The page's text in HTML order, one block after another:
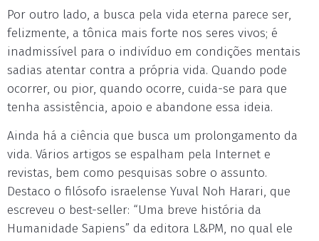
Por outro lado, a busca pela vida eterna parece ser,
felizmente, a tônica mais forte nos seres vivos; é
inadmissível para o indivíduo em condições mentais
sadias atentar contra a própria vida. Quando pode
ocorrer, ou pior, quando ocorre, cuida-se para que
tenha assistência, apoio e abandone essa ideia.
Ainda há a ciência que busca um prolongamento da
vida. Vários artigos se espalham pela Internet e
revistas, bem como pesquisas sobre o assunto.
Destaco o filósofo israelense Yuval Noh Harari, que
escreveu o best-seller: “Uma breve história da
Humanidade Sapiens” da editora L&PM, no qual ele